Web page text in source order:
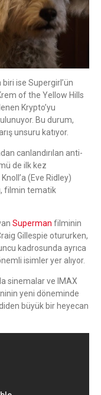
ise Supergirl’ün
of the Yellow Hills
Krypto’yu
Bu durum,
unsuru katıyor.
canlandırılan anti-
de ilk kez
(Eve Ridley)
filmin tematik
Superman filminin
Gillespie otururken,
kadrosunda ayrıca
isimler yer alıyor.
sinemalar ve IMAX
yeni döneminde
büyük bir heyecan